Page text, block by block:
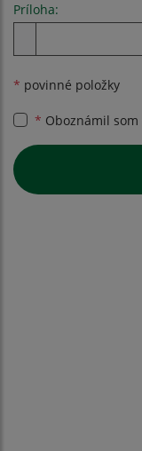
Príloha:
* povinné položky
* Oboznámil som
Google reCaptcha